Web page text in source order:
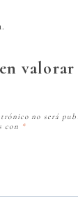
no será
con *